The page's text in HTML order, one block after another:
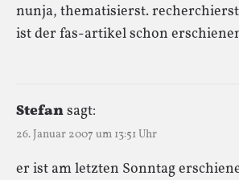
nunja, thematisierst.
ist der fas-artikel schon
Stefansagt:
26. Januar 2007 um 13:51 Uhr
er ist am letzten Sonntag